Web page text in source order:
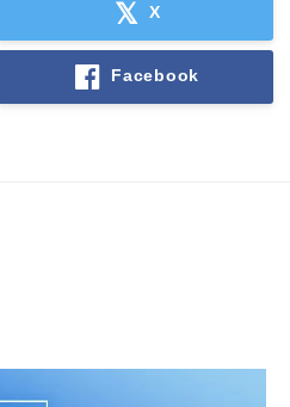
X
Facebook